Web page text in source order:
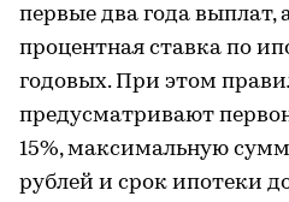
первые два года выплат,
процентная ставка по
годовых. При этом
предусматривают
15%, максимальную
рублей и срок ипотеки